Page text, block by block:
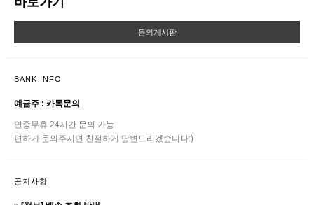
문의게시판
BANK INFO
예금주 : 카톡문의
연중무휴 24시간 문의 가능
편하게 문의주시면 친절하게 답변드리겠습니다:)
공지사항